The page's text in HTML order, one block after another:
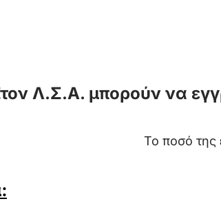
Λ.Σ.Α. μπορούν να
Το ποσό της